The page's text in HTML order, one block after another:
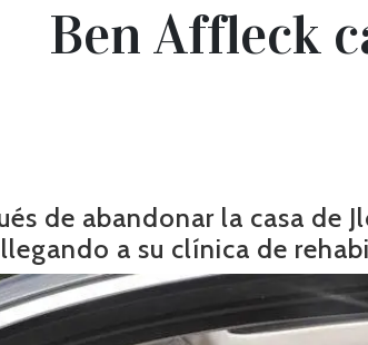
Ben Affleck
de abandonar la casa de
a su clínica de